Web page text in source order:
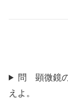
問 顕微鏡
えよ。